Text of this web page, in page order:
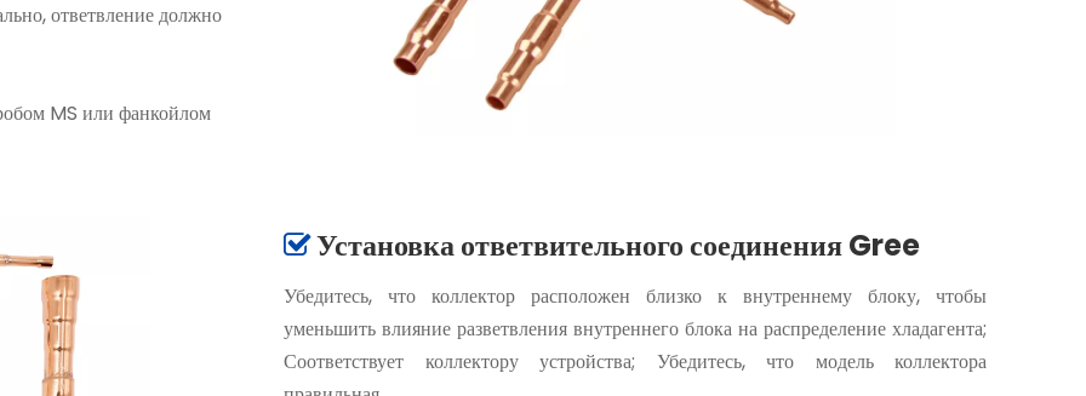
ответвление должно
MS или фанкойлом
Установка ответвительного соединения Gree
Убедитесь, что коллектор расположен близко к внутреннему блоку, чтобы
уменьшить влияние разветвления внутреннего блока на распределение хладагента;
Соответствует коллектору устройства; Убедитесь, что модель коллектора